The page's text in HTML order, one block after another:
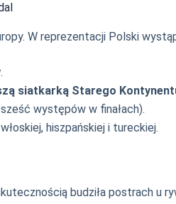
W reprezentacji Polski
.
siatkarką Starego
sześć występów w finałach).
hiszpańskiej i tureckiej.
budziła postrach u